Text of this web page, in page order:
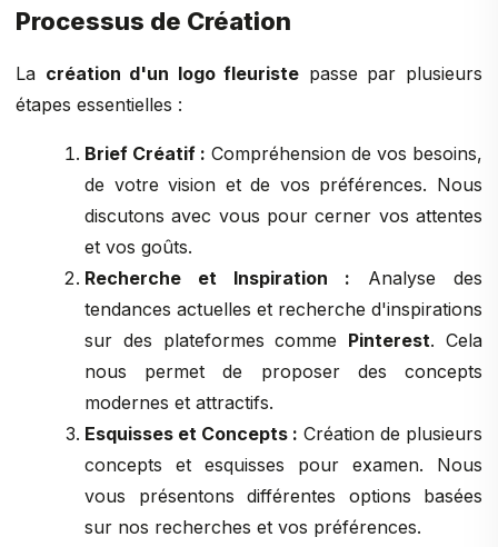
Processus de Création
La création d'un logo fleuriste passe par plusieurs
étapes essentielles :
Brief Créatif : Compréhension de vos besoins,
de votre vision et de vos préférences. Nous
discutons avec vous pour cerner vos attentes
et vos goûts.
Recherche et Inspiration : Analyse des
tendances actuelles et recherche d'inspirations
sur des plateformes comme Pinterest. Cela
nous permet de proposer des concepts
modernes et attractifs.
Esquisses et Concepts : Création de plusieurs
concepts et esquisses pour examen. Nous
vous présentons différentes options basées
sur nos recherches et vos préférences.